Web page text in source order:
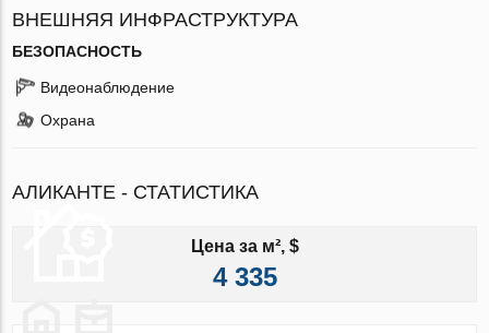
ВНЕШНЯЯ ИНФРАСТРУКТУРА
БЕЗОПАСНОСТЬ
Видеонаблюдение
Охрана
АЛИКАНТЕ - СТАТИСТИКА
Цена за м², $
4 335